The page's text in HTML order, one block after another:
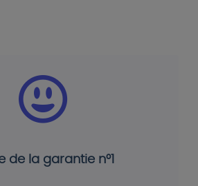
de la garantie n°1